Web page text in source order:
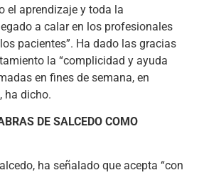
el aprendizaje y toda la
a calar en los profesionales
pacientes”. Ha dado las gracias
la “complicidad y ayuda
en fines de semana, en
ha dicho.
DE SALCEDO COMO
ha señalado que acepta “con